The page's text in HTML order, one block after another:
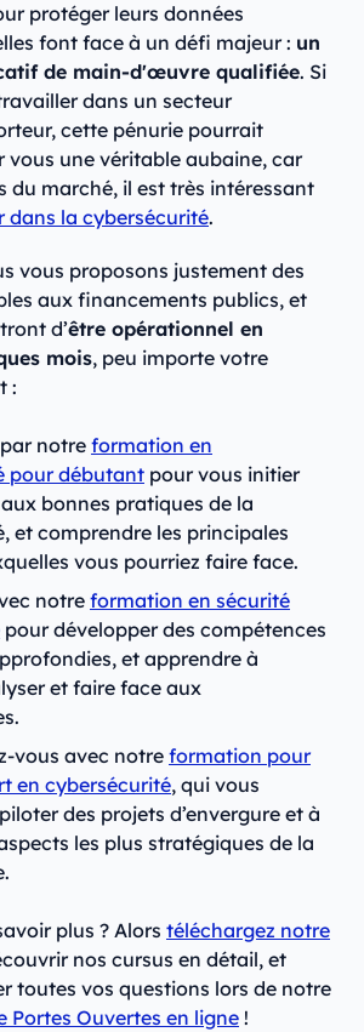
protéger leurs données
font face à un défi majeur : un
de main-d'œuvre qualifiée. Si
dans un secteur
cette pénurie pourrait
vous une véritable aubaine, car
du marché, il est très intéressant
dans la cybersécurité.
vous proposons justement des
aux financements publics, et
d’être opérationnel en
mois, peu importe votre
:
notre formation en
pour débutant pour vous initier
bonnes pratiques de la
et comprendre les principales
vous pourriez faire face.
notre formation en sécurité
pour développer des compétences
et apprendre à
et faire face aux
vous avec notreformation pour
en cybersécurité, qui vous
des projets d’envergure et à
les plus stratégiques de la
plus ? Alors téléchargez notre
nos cursus en détail, et
toutes vos questions lors de notre
Portes Ouvertes en ligne !